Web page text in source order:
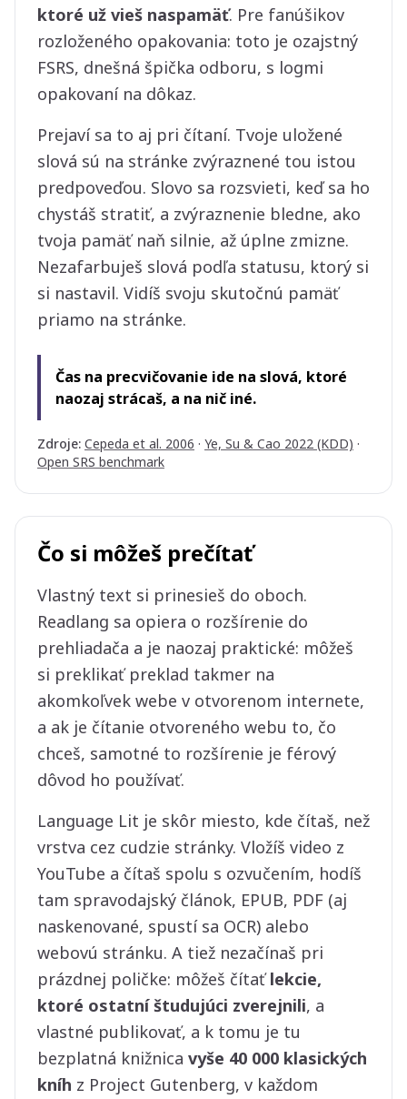
ktoré už vieš naspamäť. Pre fanúšikov
rozloženého opakovania: toto je ozajstný
FSRS, dnešná špička odboru, s logmi
opakovaní na dôkaz.
Prejaví sa to aj pri čítaní. Tvoje uložené
slová sú na stránke zvýraznené tou istou
predpoveďou. Slovo sa rozsvieti, keď sa ho
chystáš stratiť, a zvýraznenie bledne, ako
tvoja pamäť naň silnie, až úplne zmizne.
Nezafarbuješ slová podľa statusu, ktorý si
si nastavil. Vidíš svoju skutočnú pamäť
priamo na stránke.
Čas na precvičovanie ide na slová, ktoré
naozaj strácaš, a na nič iné.
Zdroje: Cepeda et al. 2006 · Ye, Su & Cao 2022 (KDD) ·
Open SRS benchmark
Čo si môžeš prečítať
Vlastný text si prinesieš do oboch.
Readlang sa opiera o rozšírenie do
prehliadača a je naozaj praktické: môžeš
si preklikať preklad takmer na
akomkoľvek webe v otvorenom internete,
a ak je čítanie otvoreného webu to, čo
chceš, samotné to rozšírenie je férový
dôvod ho používať.
Language Lit je skôr miesto, kde čítaš, než
vrstva cez cudzie stránky. Vložíš video z
YouTube a čítaš spolu s ozvučením, hodíš
tam spravodajský článok, EPUB, PDF (aj
naskenované, spustí sa OCR) alebo
webovú stránku. A tiež nezačínaš pri
prázdnej poličke: môžeš čítaťlekcie,
ktoré ostatní študujúci zverejnili, a
vlastné publikovať, a k tomu je tu
bezplatná knižnica vyše 40 000 klasických
kníh z Project Gutenberg, v každom